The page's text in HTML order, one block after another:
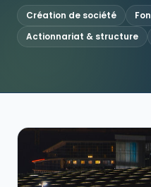
Création de société
Actionnariat & structure